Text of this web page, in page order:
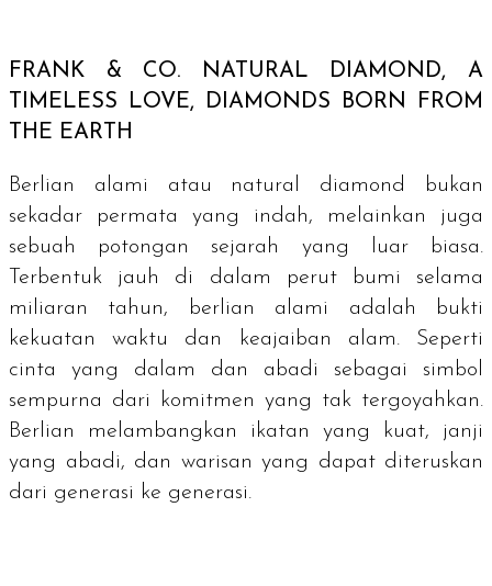
FRANK & CO. NATURAL DIAMOND, A
TIMELESS LOVE, DIAMONDS BORN FROM
THE EARTH
Berlian alami atau natural diamond
bukan
sekadar permata yang indah, melainkan juga
sebuah potongan sejarah yang luar biasa.
Terbentuk jauh di dalam perut bumi selama
miliaran tahun, berlian alami adalah bukti
kekuatan waktu dan keajaiban alam. Seperti
cinta yang dalam dan abadi sebagai simbol
sempurna dari komitmen yang tak tergoyahkan.
Berlian melambangkan ikatan yang kuat, janji
yang abadi, dan warisan yang dapat diteruskan
dari generasi ke generasi.